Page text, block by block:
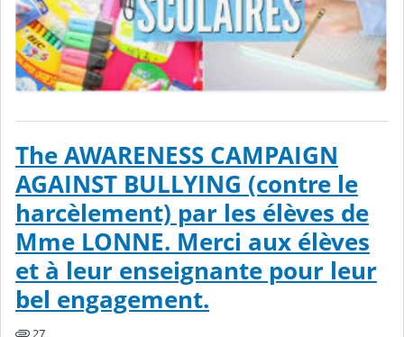
The AWARENESS CAMPAIGN
AGAINST BULLYING (contre le
harcèlement) par les élèves de
Mme LONNE. Merci aux élèves
et à leur enseignante pour leur
bel engagement.
27